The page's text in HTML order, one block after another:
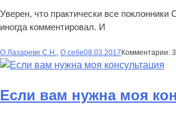
Уверен, что практически все
иногда комментировал. И
О Лазареве С.Н., О себе08.03.2017 Комментарии: 3
Если вам нужна моя